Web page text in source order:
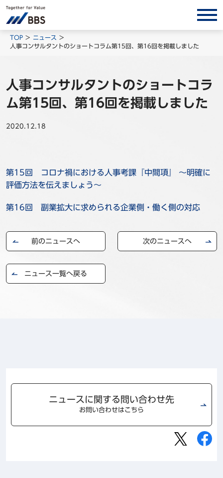
サービス/ソリューション
BPO
インサイト
対談/鼎談
出版書籍
事例
セミナ−
ニュース
TOP
ニュース
人事コンサルタントのショートコラム第15回、第16回を掲載しました
人事コンサルタントのショートコラ
ム第15回、第16回を掲載しました
2020.12.18
第15回 コロナ禍における人事考課『中間項』 ～明確に
評価方法を伝えましょう～
第16回 副業拡大に求められる企業側・働く側の対応
前のニュースへ 次のニュースへ
ニュース一覧へ戻る
ニュースに関する問い合わせ先
お問い合わせはこちら